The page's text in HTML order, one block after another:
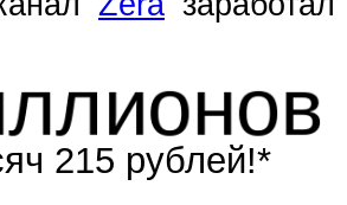
215 рублей!*